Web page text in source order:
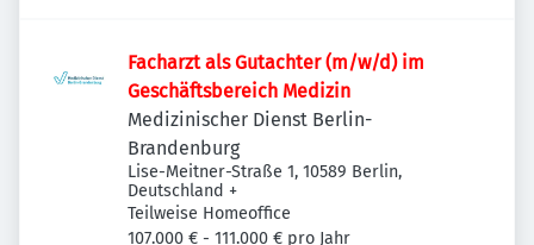
Facharzt als Gutachter (m/w/d) im
Geschäftsbereich Medizin
Medizinischer Dienst Berlin-
Brandenburg
Lise-Meitner-Straße 1, 10589 Berlin,
Deutschland +
Teilweise Homeoffice
107.000 € - 111.000 € pro Jahr